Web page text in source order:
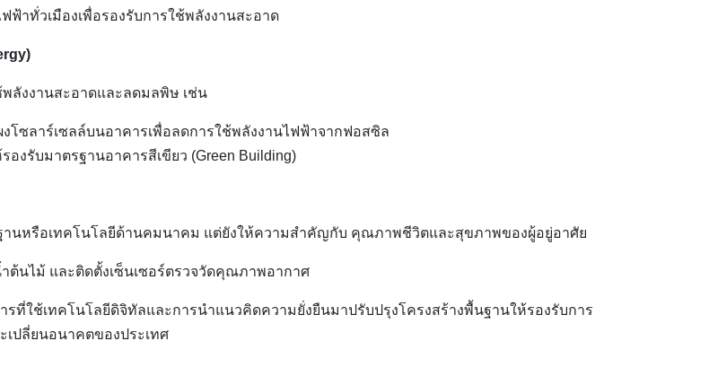
ฟ้าทั่วเมืองเพื่อรองรับการใช้พลังงานสะอาด
ลังงานสะอาดและลดมลพิษ เช่น
ซลาร์เซลล์บนอาคารเพื่อลดการใช้พลังงานไฟฟ้าจากฟอสซิล
งรับมาตรฐานอาคารสีเขียว (Green Building)
านหรือเทคโนโลยีด้านคมนาคม แต่ยังให้ความสำคัญกับ คุณภาพชีวิตและสุขภาพของผู้อยู่อาศัย
ต้นไม้ และติดตั้งเซ็นเซอร์ตรวจวัดคุณภาพอากาศ
รที่ใช้เทคโนโลยีดิจิทัลและการนำแนวคิดความยั่งยืนมาปรับปรุงโครงสร้างพื้นฐานให้รองรับการ
เปลี่ยนอนาคตของประเทศ